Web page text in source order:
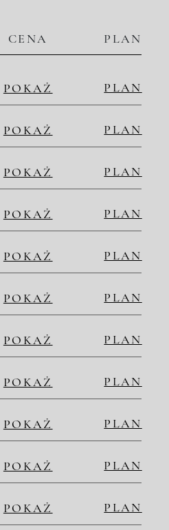
CENA PLAN
POKAŻ PLAN
POKAŻ PLAN
POKAŻ PLAN
POKAŻ PLAN
POKAŻ PLAN
POKAŻ PLAN
POKAŻ PLAN
POKAŻ PLAN
POKAŻ PLAN
POKAŻ PLAN
POKAŻ PLAN